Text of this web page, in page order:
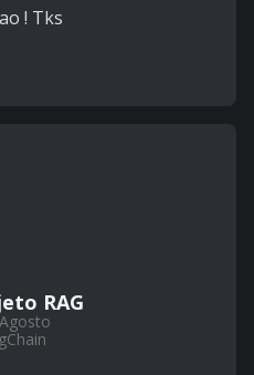
! Tks
RAG